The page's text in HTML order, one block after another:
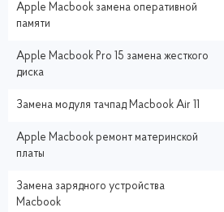
Apple Macbook замена оперативной
памяти
Apple Macbook Pro 15 замена жесткого
диска
Замена модуля тачпад Macbook Air 11
Apple Macbook ремонт материнской
платы
Замена зарядного устройства
Macbook